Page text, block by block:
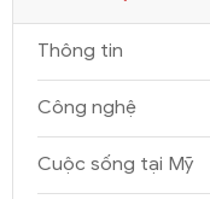
Thông tin
Công nghệ
Cuộc sống tại Mỹ